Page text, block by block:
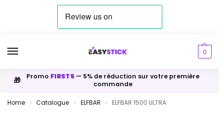
0
🎁 Promo FIRST5 — 5% de réduction sur votre première
commande
Home » Catalogue » ELFBAR » ELFBAR 1500 ULTRA